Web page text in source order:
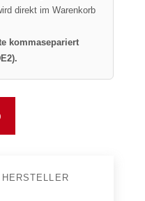
direkt im Warenkorb
kommasepariert
HERSTELLER